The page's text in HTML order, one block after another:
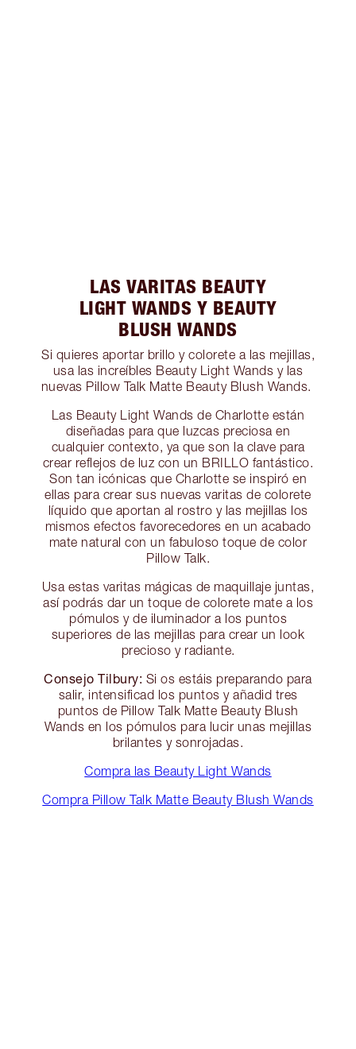
LAS VARITAS BEAUTY
LIGHT WANDS Y BEAUTY
BLUSH WANDS
Si quieres aportar brillo y colorete a las mejillas,
usa las increíbles Beauty Light Wands y las
nuevas Pillow Talk Matte Beauty Blush Wands.
Las Beauty Light Wands de Charlotte están
diseñadas para que luzcas preciosa en
cualquier contexto, ya que son la clave para
crear reflejos de luz con un BRILLO fantástico.
Son tan icónicas que Charlotte se inspiró en
ellas para crear sus nuevas varitas de colorete
líquido que aportan al rostro y las mejillas los
mismos efectos favorecedores en un acabado
mate natural con un fabuloso toque de color
Pillow Talk.
Usa estas varitas mágicas de maquillaje juntas,
así podrás dar un toque de colorete mate a los
pómulos y de iluminador a los puntos
superiores de las mejillas para crear un look
precioso y radiante.
Consejo Tilbury: Si os estáis preparando para
salir, intensificad los puntos y añadid tres
puntos de Pillow Talk Matte Beauty Blush
Wands en los pómulos para lucir unas mejillas
brilantes y sonrojadas.
Compra las Beauty Light Wands
Compra Pillow Talk Matte Beauty Blush Wands